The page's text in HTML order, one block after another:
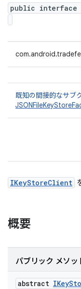
public interface
既知の間接的なサブ
IKeyStoreClient
概要
パブリック メソッ
abstract IKey